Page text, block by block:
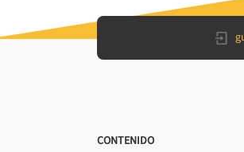
CONTENIDO